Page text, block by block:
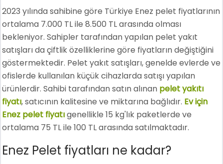
2023 yılında sahibine göre Türkiye Enez pelet fiyatlarının
ortalama 7.000 TL ile 8.500 TL arasında olması
bekleniyor. Sahipler tarafından yapılan pelet yakıt
satışları da çiftlik özelliklerine göre fiyatların değiştiğini
göstermektedir. Pelet yakıt satışları, genelde evlerde ve
ofislerde kullanılan küçük cihazlarda satışı yapılan
ürünlerdir. Sahibi tarafından satın alınan pelet yakıtı
fiyatı, satıcının kalitesine ve miktarına bağlıdır. Ev için
Enez pelet fiyatıgenellikle 15 kg'lık paketlerde ve
ortalama 75 TL ile 100 TL arasında satılmaktadır.
Enez Pelet fiyatları ne kadar?